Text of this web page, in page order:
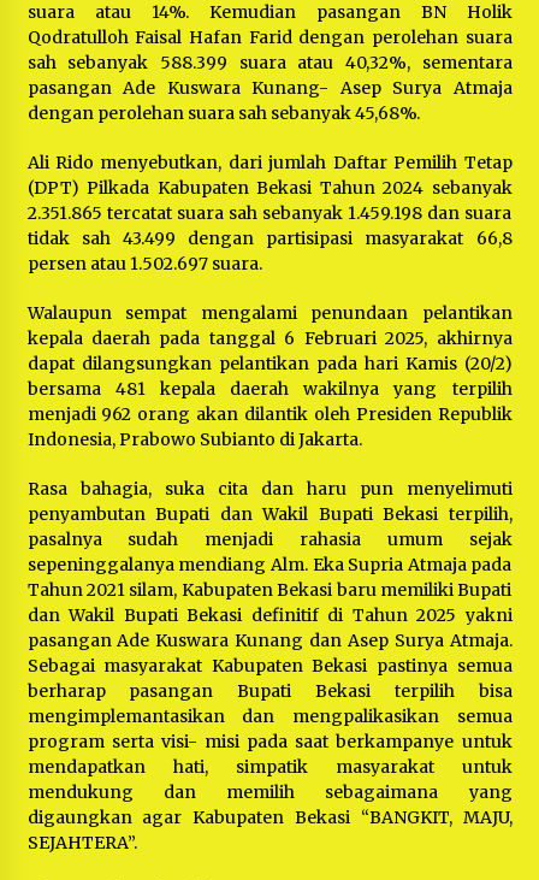
suara atau 14%. Kemudian pasangan BN Holik
Qodratulloh Faisal Hafan Farid dengan perolehan suara
sah sebanyak 588.399 suara atau 40,32%, sementara
pasangan Ade Kuswara Kunang- Asep Surya Atmaja
dengan perolehan suara sah sebanyak 45,68%.
Ali Rido menyebutkan, dari jumlah Daftar Pemilih Tetap
(DPT) Pilkada Kabupaten Bekasi Tahun 2024 sebanyak
2.351.865 tercatat suara sah sebanyak 1.459.198 dan suara
tidak sah 43.499 dengan partisipasi masyarakat 66,8
persen atau 1.502.697 suara.
Walaupun sempat mengalami penundaan pelantikan
kepala daerah pada tanggal 6 Februari 2025, akhirnya
dapat dilangsungkan pelantikan pada hari Kamis (20/2)
bersama 481 kepala daerah wakilnya yang terpilih
menjadi 962 orang akan dilantik oleh Presiden Republik
Indonesia, Prabowo Subianto di Jakarta.
Rasa bahagia, suka cita dan haru pun menyelimuti
penyambutan Bupati dan Wakil Bupati Bekasi terpilih,
pasalnya sudah menjadi rahasia umum sejak
sepeninggalanya mendiang Alm. Eka Supria Atmaja pada
Tahun 2021 silam, Kabupaten Bekasi baru memiliki Bupati
dan Wakil Bupati Bekasi definitif di Tahun 2025 yakni
pasangan Ade Kuswara Kunang dan Asep Surya Atmaja.
Sebagai masyarakat Kabupaten Bekasi pastinya semua
berharap pasangan Bupati Bekasi terpilih bisa
mengimplemantasikan dan mengpalikasikan semua
program serta visi- misi pada saat berkampanye untuk
mendapatkan hati, simpatik masyarakat untuk
mendukung dan memilih sebagaimana yang
digaungkan agar Kabupaten Bekasi “BANGKIT, MAJU,
SEJAHTERA”.